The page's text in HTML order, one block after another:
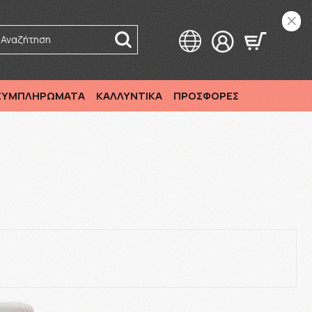
Αναζήτηση
ΚΑΛΛΥΝΤΙΚΑ ΠΡΟΣΦΟΡΕΣ